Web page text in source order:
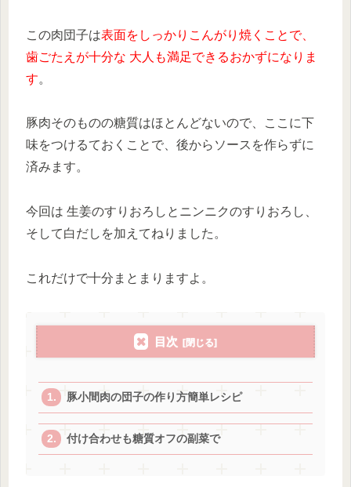
この肉団子は表面をしっかりこんがり焼くことで、
歯ごたえが十分な 大人も満足できるおかずになりま
す。
豚肉そのものの糖質はほとんどないので、ここに下
味をつけるておくことで、後からソースを作らずに
済みます。
今回は 生姜のすりおろしとニンニクのすりおろし、
そして白だしを加えてねりました。
これだけで十分まとまりますよ。
目次
豚小間肉の団子の作り方簡単レシピ
付け合わせも糖質オフの副菜で